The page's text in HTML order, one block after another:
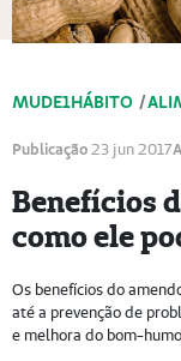
MUDE1HÁBITO /
Publicação23 jun 2017
Benefícios
como ele
Os benefícios do
até a prevenção de
e melhora do bom-